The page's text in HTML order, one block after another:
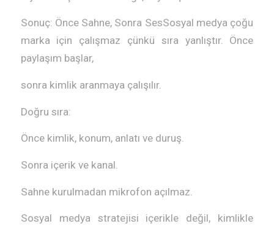
Sonuç: Önce Sahne, Sonra SesSosyal medya çoğu
marka için çalışmaz çünkü sıra yanlıştır. Önce
paylaşım başlar,
sonra kimlik aranmaya çalışılır.
Doğru sıra:
Önce kimlik, konum, anlatı ve duruş.
Sonra içerik ve kanal.
Sahne kurulmadan mikrofon açılmaz.
Sosyal medya stratejisi içerikle değil, kimlikle